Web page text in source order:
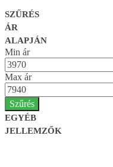
SZŰRÉS
ÁR
ALAPJÁN
Min ár
Max ár
Szűrés
EGYÉB
JELLEMZŐK